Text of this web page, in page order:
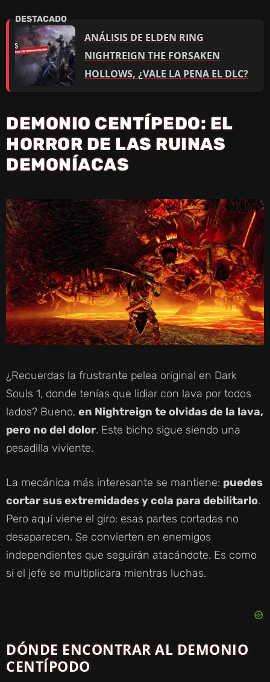
ANÁLISIS DE ELDEN RING
NIGHTREIGN THE FORSAKEN
HOLLOWS, ¿VALE LA PENA EL DLC?
DEMONIO CENTÍPEDO: EL
HORROR DE LAS RUINAS
DEMONÍACAS
¿Recuerdas la frustrante pelea original en Dark
Souls 1, donde tenías que lidiar con lava por todos
lados? Bueno, en Nightreign te olvidas de la lava,
pero no del dolor. Este bicho sigue siendo una
pesadilla viviente.
La mecánica más interesante se mantiene: puedes
cortar sus extremidades y cola para debilitarlo.
Pero aquí viene el giro: esas partes cortadas no
desaparecen. Se convierten en enemigos
independientes que seguirán atacándote. Es como
si el jefe se multiplicara mientras luchas.
DÓNDE ENCONTRAR AL DEMONIO
CENTÍPODO